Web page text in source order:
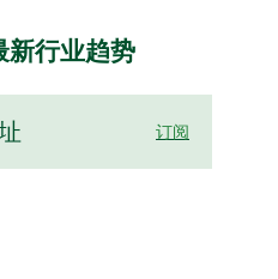
新行业趋势
订阅